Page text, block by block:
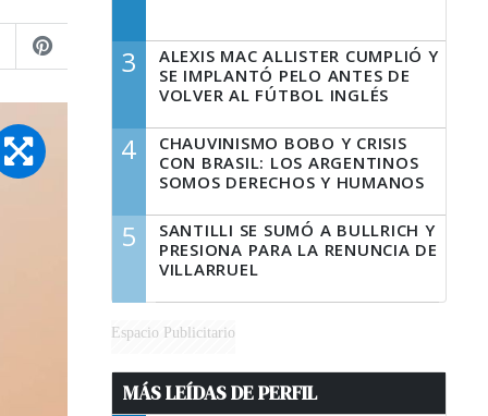
3
ALEXIS MAC ALLISTER CUMPLIÓ Y
SE IMPLANTÓ PELO ANTES DE
VOLVER AL FÚTBOL INGLÉS
4
CHAUVINISMO BOBO Y CRISIS
CON BRASIL: LOS ARGENTINOS
SOMOS DERECHOS Y HUMANOS
5
SANTILLI SE SUMÓ A BULLRICH Y
PRESIONA PARA LA RENUNCIA DE
VILLARRUEL
Espacio Publicitario
MÁS LEÍDAS DE PERFIL